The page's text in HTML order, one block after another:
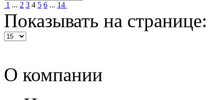
1 ... 2 3 4 5 6 ... 14
Показывать на странице:
О компании